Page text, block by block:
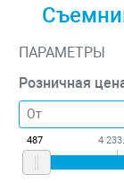
ПАРАМЕТРЫ
Розничная
487 4